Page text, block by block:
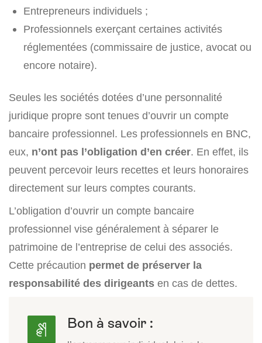
Entrepreneurs individuels ;
Professionnels exerçant certaines activités
réglementées (commissaire de justice, avocat ou
encore notaire).
Seules les sociétés dotées d’une personnalité
juridique propre sont tenues d’ouvrir un compte
bancaire professionnel. Les professionnels en BNC,
eux, n’ont pas l’obligation d’en créer. En effet, ils
peuvent percevoir leurs recettes et leurs honoraires
directement sur leurs comptes courants.
L’obligation d’ouvrir un compte bancaire
professionnel vise généralement à séparer le
patrimoine de l’entreprise de celui des associés.
Cette précaution permet de préserver la
responsabilité des dirigeants en cas de dettes.
Bon à savoir :